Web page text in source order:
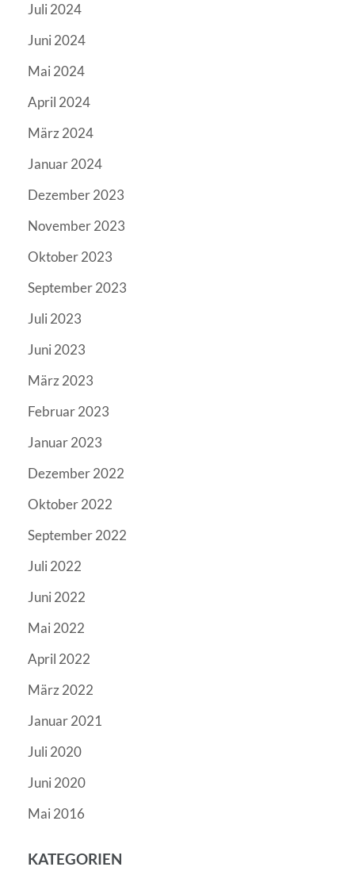
Juli 2024
Juni 2024
Mai 2024
April 2024
März 2024
Januar 2024
Dezember 2023
November 2023
Oktober 2023
September 2023
Juli 2023
Juni 2023
März 2023
Februar 2023
Januar 2023
Dezember 2022
Oktober 2022
September 2022
Juli 2022
Juni 2022
Mai 2022
April 2022
März 2022
Januar 2021
Juli 2020
Juni 2020
Mai 2016
KATEGORIEN